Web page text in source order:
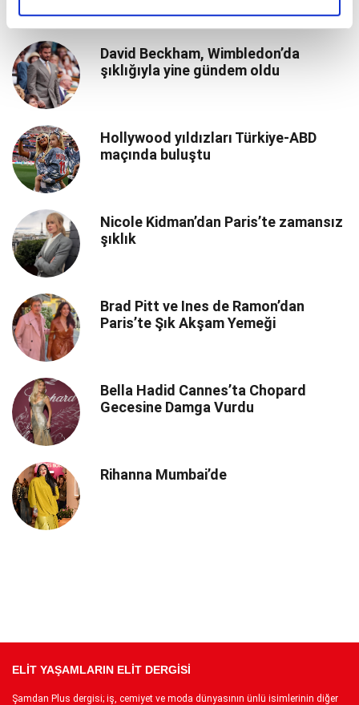
David Beckham, Wimbledon’da
şıklığıyla yine gündem oldu
Hollywood yıldızları Türkiye-ABD
maçında buluştu
Nicole Kidman’dan Paris’te zamansız
şıklık
Brad Pitt ve Ines de Ramon’dan
Paris’te Şık Akşam Yemeği
Bella Hadid Cannes’ta Chopard
Gecesine Damga Vurdu
Rihanna Mumbai’de
ELİT YAŞAMLARIN ELİT DERGİSİ
Şamdan Plus dergisi; iş, cemiyet ve moda dünyasının ünlü isimlerinin diğer